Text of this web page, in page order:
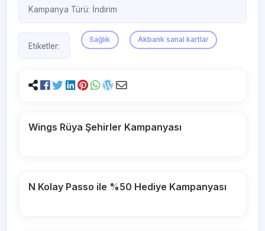
Kampanya Türü: İndirim
Etiketler:
Sağlık Akbank sanal kartlar
Wings Rüya Şehirler Kampanyası
N Kolay Passo ile %50 Hediye Kampanyası